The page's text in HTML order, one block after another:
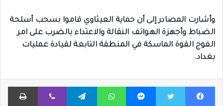
وأشارت المصادر إلى أن حماية العيثاوي قاموا بسحب أسلحة
الضباط وأجهزة الهواتف النقالة والاعتداء بالضرب على امر
الفوج القوة الماسكة في المنطقة التابعة لقيادة عمليات
بغداد.
فيسبوك تويتر ماسنجر واتساب تيلقرام ڤايبر